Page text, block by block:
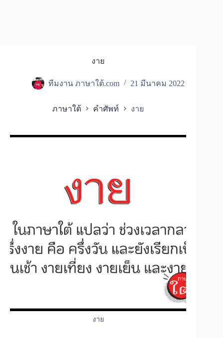
งาย
ทีมงาน ภาษาใต้.com 21 มีนาคม 2022
ภาษาใต้ คำศัพท์ งาย
งาย